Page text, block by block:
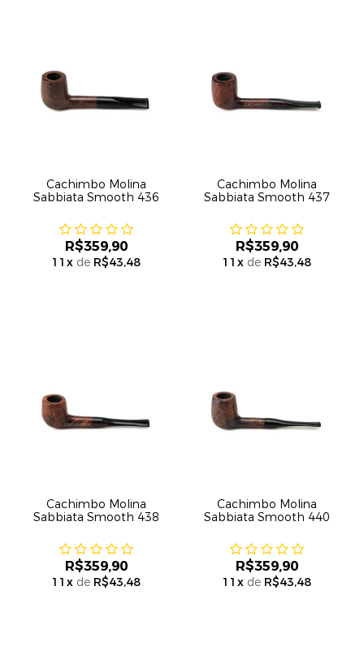
Cachimbo Molina
Sabbiata Smooth 436
R$359,90
11x de R$43,48
Cachimbo Molina
Sabbiata Smooth 437
R$359,90
11 xde R$43,48
Cachimbo Molina
Sabbiata Smooth 438
R$359,90
11x de R$43,48
Cachimbo Molina
Sabbiata Smooth 440
R$359,90
11 xde R$43,48